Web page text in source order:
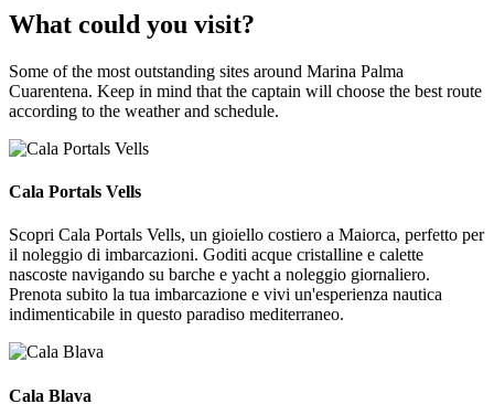
What could you visit?
Some of the most outstanding sites around Marina Palma
Cuarentena. Keep in mind that the captain will choose the best route
according to the weather and schedule.
Cala Portals Vells
Cala Portals Vells
Scopri Cala Portals Vells, un gioiello costiero a Maiorca, perfetto per
il noleggio di imbarcazioni. Goditi acque cristalline e calette
nascoste navigando su barche e yacht a noleggio giornaliero.
Prenota subito la tua imbarcazione e vivi un'esperienza nautica
indimenticabile in questo paradiso mediterraneo.
Cala Blava
Cala Blava